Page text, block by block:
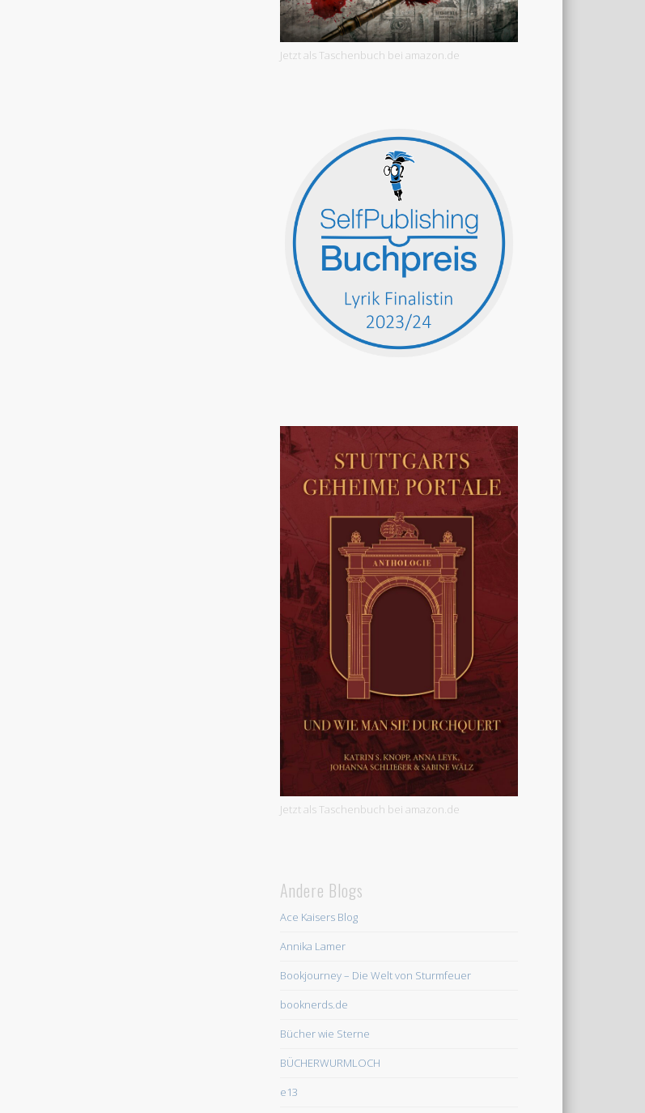
Jetzt als Taschenbuch bei amazon.de
Jetzt als Taschenbuch bei amazon.de
Andere Blogs
Ace Kaisers Blog
Annika Lamer
Bookjourney – Die Welt von Sturmfeuer
booknerds.de
Bücher wie Sterne
BÜCHERWURMLOCH
e13